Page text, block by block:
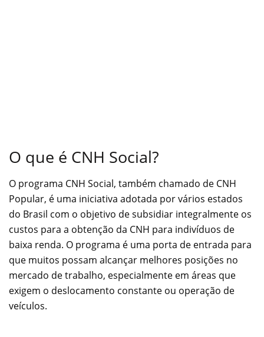
O que é CNH Social?
O programa CNH Social, também chamado de CNH
Popular, é uma iniciativa adotada por vários estados
do Brasil com o objetivo de subsidiar integralmente os
custos para a obtenção da CNH para indivíduos de
baixa renda. O programa é uma porta de entrada para
que muitos possam alcançar melhores posições no
mercado de trabalho, especialmente em áreas que
exigem o deslocamento constante ou operação de
veículos.